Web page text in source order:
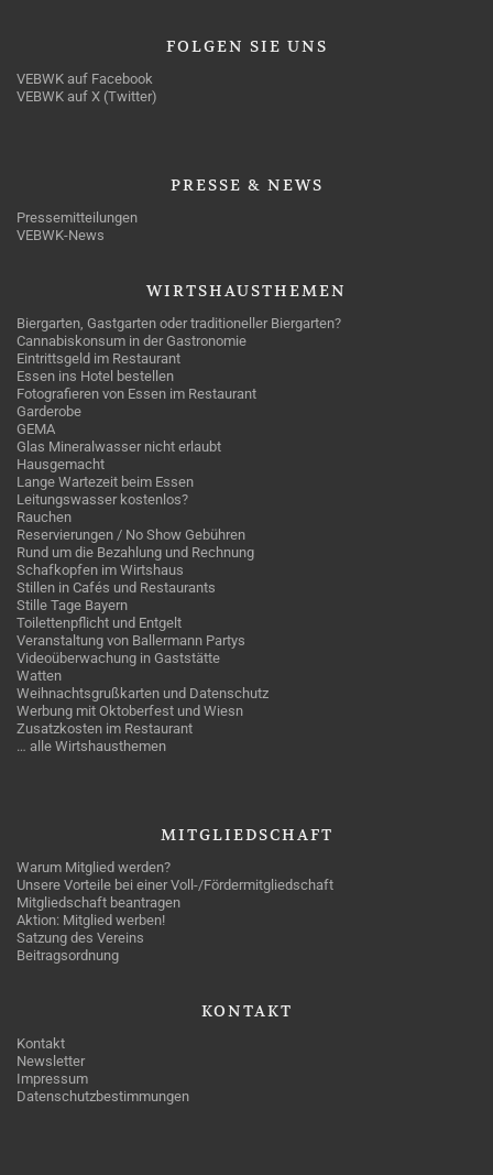
FOLGEN SIE UNS
VEBWK auf Facebook
VEBWK auf X (Twitter)
PRESSE & NEWS
Pressemitteilungen
VEBWK-News
WIRTSHAUSTHEMEN
Biergarten, Gastgarten oder traditioneller Biergarten?
Cannabiskonsum in der Gastronomie
Eintrittsgeld im Restaurant
Essen ins Hotel bestellen
Fotografieren von Essen im Restaurant
Garderobe
GEMA
Glas Mineralwasser nicht erlaubt
Hausgemacht
Lange Wartezeit beim Essen
Leitungswasser kostenlos?
Rauchen
Reservierungen / No Show Gebühren
Rund um die Bezahlung und Rechnung
Schafkopfen im Wirtshaus
Stillen in Cafés und Restaurants
Stille Tage Bayern
Toilettenpflicht und Entgelt
Veranstaltung von Ballermann Partys
Videoüberwachung in Gaststätte
Watten
Weihnachtsgrußkarten und Datenschutz
Werbung mit Oktoberfest und Wiesn
Zusatzkosten im Restaurant
… alle Wirtshausthemen
MITGLIEDSCHAFT
Warum Mitglied werden?
Unsere Vorteile bei einer Voll-/Fördermitgliedschaft
Mitgliedschaft beantragen
Aktion: Mitglied werben!
Satzung des Vereins
Beitragsordnung
KONTAKT
Kontakt
Newsletter
Impressum
Datenschutzbestimmungen